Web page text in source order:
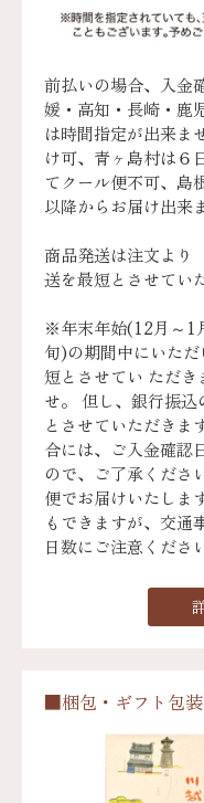
前払いの場合、入金
媛・高知・長崎・鹿
は時間指定が出来ま
け可、青ヶ島村は６
てクール便不可、島
以降からお届け出来
商品発送は注文より
送を最短とさせてい
※年末年始(12月～1
旬)の期間中にいた
短とさせてい ただき
せ。 但し、銀行振
とさせていただきま
合には、ご入金確認
ので、ご了承くださ
便でお届けいたしま
もできますが、交通
日数にご注意くださ
■梱包・ギフト包